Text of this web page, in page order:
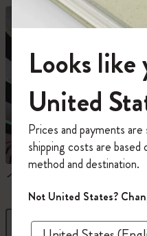
ノートブック
フィルター
モレスキン
「WELCOME10」
文が10%オフ＋送
ール・アウト
Moleskineアカウ
ァーや会員特典、
レーションを
Looks like
United
Prices and payments
shipping costs are
method and destination.
Not United States?